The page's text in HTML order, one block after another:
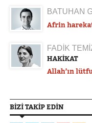
BATUHAN
Afrin
FADİK
HAKİKAT
Allah’ın
BIZI TAKIP EDIN